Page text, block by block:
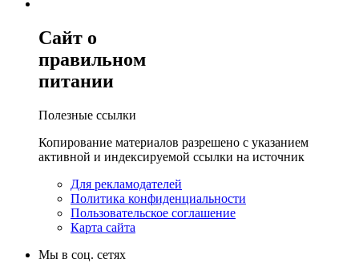
Сайт о
правильном
питании
Полезные ссылки
Копирование материалов разрешено с указанием
активной и индексируемой ссылки на источник
Для рекламодателей
Политика конфиденциальности
Пользовательское соглашение
Карта сайта
Мы в соц. сетях